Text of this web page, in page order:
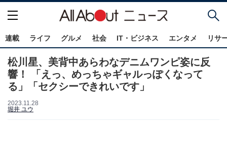
連載 ライフ グルメ 社会 IT・ビジネス エンタメ リサ
松川星、美背中あらわなデニムワンピ姿に反
響！ 「えっ、めっちゃギャルっぽくなって
る」「セクシーできれいです」
2023.11.28
堀井 ユウ